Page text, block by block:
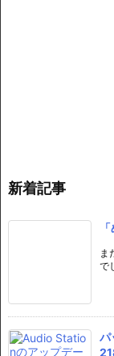
新着記事
ま
で
パ